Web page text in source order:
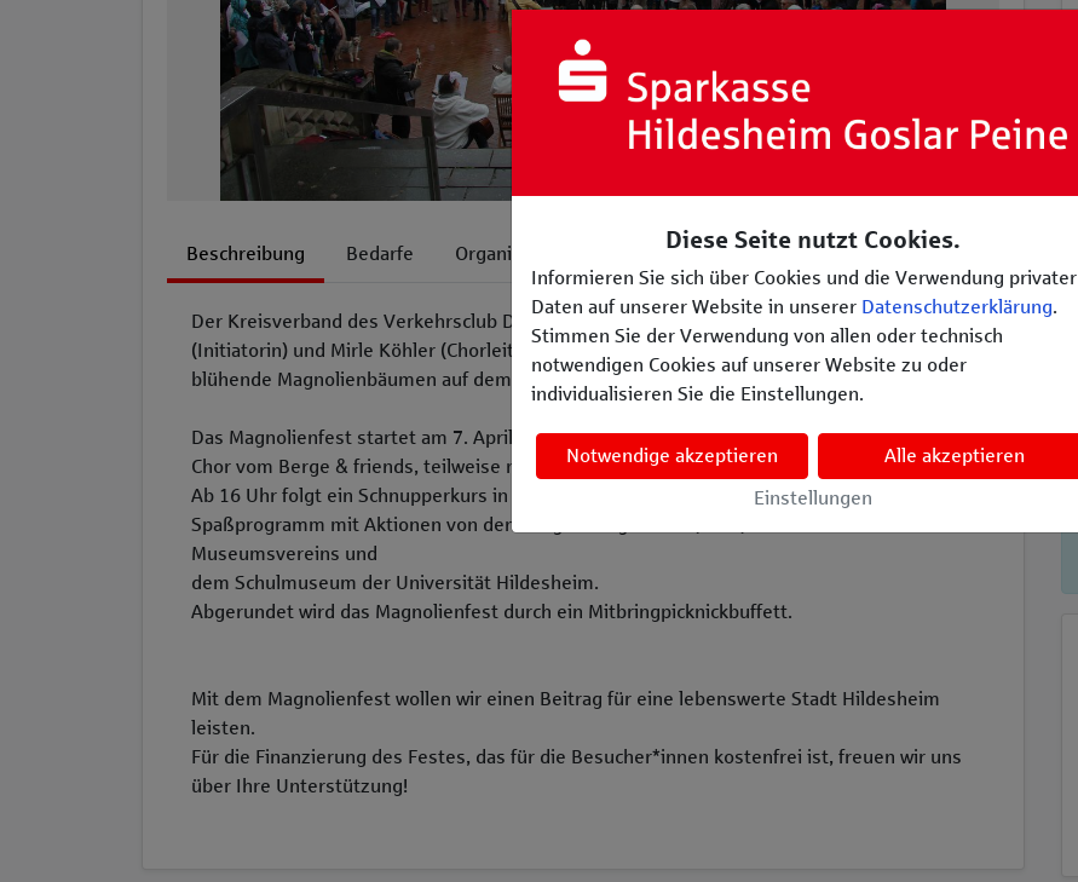
Diese Seite nutzt Cookies.
Informieren Sie sich über Cookies und die Verwendung privater
Daten auf unserer Website in unserer Datenschutzerklärung.
Stimmen Sie der Verwendung von allen oder technisch
notwendigen Cookies auf unserer Website zu oder
individualisieren Sie die Einstellungen.
Notwendige akzeptieren Alle akzeptieren
Einstellungen
Beschreibung Bedarfe Organisation Nachhaltigkeitsziel
Der Kreisverband des Verkehrsclub Deutschland (VCD) lädt gemeinsam mit Tinka Dittrich
(Initiatorin) und Mirle Köhler (Chorleiterin) herzlich ein zum geselligen Verweilen unter den
blühende Magnolienbäumen auf dem Platz vor dem Hildesheimer Stadtarchiv.
Das Magnolienfest startet am 7. April um 15 Uhr mit einem Konzert des
Chor vom Berge & friends, teilweise mit Mitsingliedern.
Ab 16 Uhr folgt ein Schnupperkurs in Lindy Hop und für Kinder ein Spiel- und
Spaßprogramm mit Aktionen von den Jungen Mitgliedern (JuMi) des Hildesheimer
Museumsvereins und
dem Schulmuseum der Universität Hildesheim.
Abgerundet wird das Magnolienfest durch ein Mitbringpicknickbuffett.
Mit dem Magnolienfest wollen wir einen Beitrag für eine lebenswerte Stadt Hildesheim
leisten.
Für die Finanzierung des Festes, das für die Besucher*innen kostenfrei ist, freuen wir uns
über Ihre Unterstützung!